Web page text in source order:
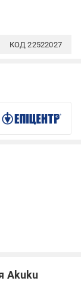
КОД22522027
Akuku